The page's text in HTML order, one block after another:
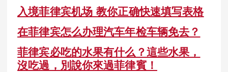
入境菲律宾机场 教你正确快速填写表格
在菲律宾怎么办理汽车年检车辆免去？
菲律宾必吃的水果有什么？這些水果，
沒吃過，別說你來過菲律賓！